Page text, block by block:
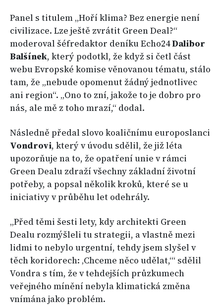
Panel s titulem „Hoří klima? Bez energie není
civilizace. Lze ještě zvrátit Green Deal?“
moderoval šéfredaktor deníku Echo24Dalibor
Balšínek, který podotkl, že když si četl část
webu Evropské komise věnovanou tématu, stálo
tam, že „nebude opomenut žádný jednotlivec
ani region“. „Ono to zní, jakože to je dobro pro
nás, ale mě z toho mrazí,“ dodal.
Následně předal slovo koaličnímu europoslanci
Vondrovi, který v úvodu sdělil, že již léta
upozorňuje na to, že opatření unie v rámci
Green Dealu zdraží všechny základní životní
potřeby, a popsal několik kroků, které se u
iniciativy v průběhu let odehrály.
„Před těmi šesti lety, kdy architekti Green
Dealu rozmýšleli tu strategii, a vlastně mezi
lidmi to nebylo urgentní, tehdy jsem slyšel v
těch koridorech: ‚Chceme něco udělat,‘“ sdělil
Vondra s tím, že v tehdejších průzkumech
veřejného mínění nebyla klimatická změna
vnímána jako problém.